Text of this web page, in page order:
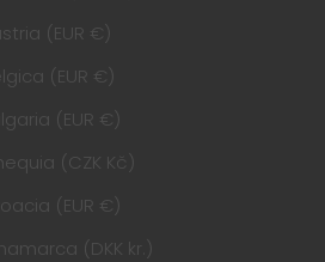
Austria (EUR €)
Bélgica (EUR €)
Bulgaria (EUR €)
Chequia (CZK Kč)
Croacia (EUR €)
Dinamarca (DKK kr.)